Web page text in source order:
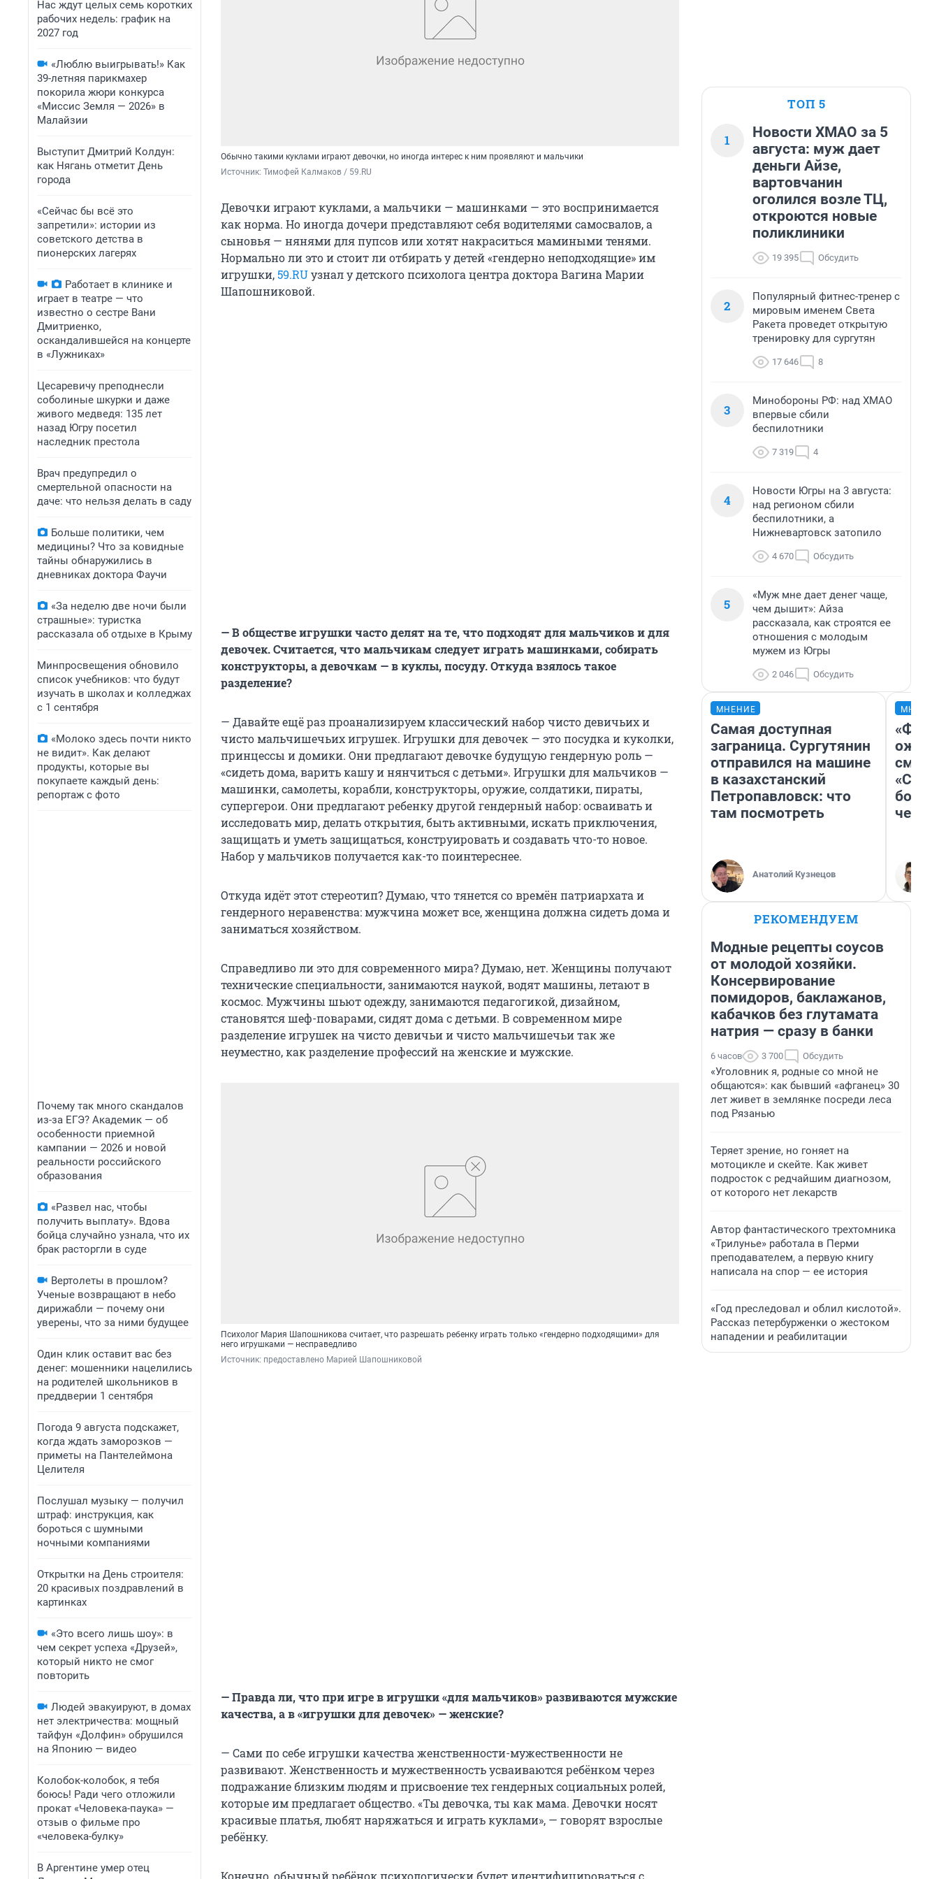
Нас ждут целых семь коротких
рабочих недель: график на
2027 год
«Люблю выигрывать!» Как
39-летняя парикмахер
покорила жюри конкурса
«Миссис Земля — 2026» в
Малайзии
Выступит Дмитрий Колдун:
как Нягань отметит День
города
«Сейчас бы всё это
запретили»: истории из
советского детства в
пионерских лагерях
Работает в клинике и
играет в театре — что
известно о сестре Вани
Дмитриенко,
оскандалившейся на концерте
в «Лужниках»
Цесаревичу преподнесли
соболиные шкурки и даже
живого медведя: 135 лет
назад Югру посетил
наследник престола
Врач предупредил о
смертельной опасности на
даче: что нельзя делать в саду
Больше политики, чем
медицины? Что за ковидные
тайны обнаружились в
дневниках доктора Фаучи
«За неделю две ночи были
страшные»: туристка
рассказала об отдыхе в Крыму
Минпросвещения обновило
список учебников: что будут
изучать в школах и колледжах
с 1 сентября
«Молоко здесь почти никто
не видит». Как делают
продукты, которые вы
покупаете каждый день:
репортаж с фото
Почему так много скандалов
из-за ЕГЭ? Академик — об
особенности приемной
кампании — 2026 и новой
реальности российского
образования
«Развел нас, чтобы
получить выплату». Вдова
бойца случайно узнала, что их
брак расторгли в суде
Вертолеты в прошлом?
Ученые возвращают в небо
дирижабли — почему они
уверены, что за ними будущее
Один клик оставит вас без
денег: мошенники нацелились
на родителей школьников в
преддверии 1 сентября
Погода 9 августа подскажет,
когда ждать заморозков —
приметы на Пантелеймона
Целителя
Послушал музыку — получил
штраф: инструкция, как
бороться с шумными
ночными компаниями
Открытки на День строителя:
20 красивых поздравлений в
картинках
«Это всего лишь шоу»: в
чем секрет успеха «Друзей»,
который никто не смог
повторить
Людей эвакуируют, в домах
нет электричества: мощный
тайфун «Долфин» обрушился
на Японию — видео
Колобок-колобок, я тебя
боюсь! Ради чего отложили
прокат «Человека-паука» —
отзыв о фильме про
«человека-булку»
В Аргентине умер отец
Обычно такими куклами играют девочки, но иногда интерес к ним проявляют и мальчики
Источник: Тимофей Калмаков / 59.RU
Девочки играют куклами, а мальчики — машинками — это воспринимается
как норма. Но иногда дочери представляют себя водителями самосвалов, а
сыновья — нянями для пупсов или хотят накраситься мамиными тенями.
Нормально ли это и стоит ли отбирать у детей «гендерно неподходящие» им
игрушки,59.RUузнал у детского психолога центра доктора Вагина Марии
Шапошниковой.
— В обществе игрушки часто делят на те, что подходят для мальчиков и для
девочек. Считается, что мальчикам следует играть машинками, собирать
конструкторы, а девочкам — в куклы, посуду. Откуда взялось такое
разделение?
— Давайте ещё раз проанализируем классический набор чисто девичьих и
чисто мальчишечьих игрушек. Игрушки для девочек — это посудка и куколки,
принцессы и домики. Они предлагают девочке будущую гендерную роль —
«сидеть дома, варить кашу и нянчиться с детьми». Игрушки для мальчиков —
машинки, самолеты, корабли, конструкторы, оружие, солдатики, пираты,
супергерои. Они предлагают ребенку другой гендерный набор: осваивать и
исследовать мир, делать открытия, быть активными, искать приключения,
защищать и уметь защищаться, конструировать и создавать что-то новое.
Набор у мальчиков получается как-то поинтереснее.
Откуда идёт этот стереотип? Думаю, что тянется со времён патриархата и
гендерного неравенства: мужчина может все, женщина должна сидеть дома и
заниматься хозяйством.
Справедливо ли это для современного мира? Думаю, нет. Женщины получают
технические специальности, занимаются наукой, водят машины, летают в
космос. Мужчины шьют одежду, занимаются педагогикой, дизайном,
становятся шеф-поварами, сидят дома с детьми. В современном мире
разделение игрушек на чисто девичьи и чисто мальчишечьи так же
неуместно, как разделение профессий на женские и мужские.
Психолог Мария Шапошникова считает, что разрешать ребенку играть только «гендерно подходящими» для
него игрушками — несправедливо
Источник: предоставлено Марией Шапошниковой
— Правда ли, что при игре в игрушки «для мальчиков» развиваются мужские
качества, а в «игрушки для девочек» — женские?
— Сами по себе игрушки качества женственности-мужественности не
развивают. Женственность и мужественность усваиваются ребёнком через
подражание близким людям и присвоение тех гендерных социальных ролей,
которые им предлагает общество. «Ты девочка, ты как мама. Девочки носят
красивые платья, любят наряжаться и играть куклами», — говорят взрослые
ребёнку.
Конечно, обычный ребёнок психологически будет идентифицироваться с
ТОП 5
1
Новости ХМАО за 5
августа: муж дает
деньги Айзе,
вартовчанин
оголился возле ТЦ,
откроются новые
поликлиники
19 395 Обсудить
2
Популярный фитнес-тренер с
мировым именем Света
Ракета проведет открытую
тренировку для сургутян
17 646 8
3
Минобороны РФ: над ХМАО
впервые сбили
беспилотники
7 319 4
4
Новости Югры на 3 августа:
над регионом сбили
беспилотники, а
Нижневартовск затопило
4 670 Обсудить
5
«Муж мне дает денег чаще,
чем дышит»: Айза
рассказала, как строятся ее
отношения с молодым
мужем из Югры
2 046 Обсудить
МНЕНИЕ
Самая доступная
заграница. Сургутянин
отправился на машине
в казахстанский
Петропавловск: что
там посмотреть
Анатолий Кузнецов
РЕКОМЕНДУЕМ
Модные рецепты соусов
от молодой хозяйки.
Консервирование
помидоров, баклажанов,
кабачков без глутамата
натрия — сразу в банки
6 часов 3 700 Обсудить
«Уголовник я, родные со мной не
общаются»: как бывший «афганец» 30
лет живет в землянке посреди леса
под Рязанью
Теряет зрение, но гоняет на
мотоцикле и скейте. Как живет
подросток с редчайшим диагнозом,
от которого нет лекарств
Автор фантастического трехтомника
«Трилунье» работала в Перми
преподавателем, а первую книгу
написала на спор — ее история
«Год преследовал и облил кислотой».
Рассказ петербурженки о жестоком
нападении и реабилитации